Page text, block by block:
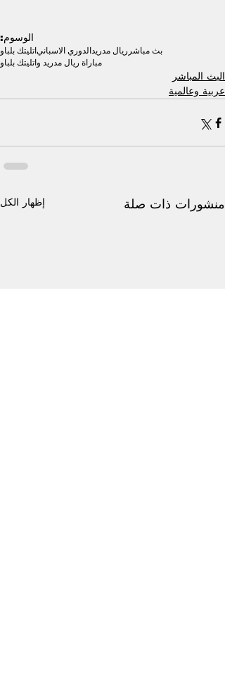
الوسوم:
بث مباشر ريال مدريدالدوري الاسبانياتليتك بلباو
مباراة ريال مدريد واتليتك بلباو
البث المباشر
عربية وعالمية
منشورات ذات صلة إظهار الكل